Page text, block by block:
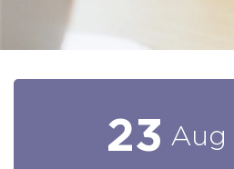
23 Aug